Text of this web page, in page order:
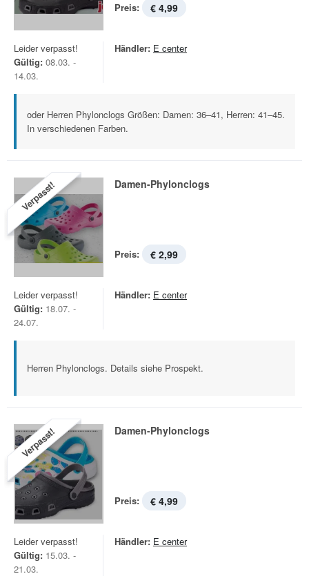
Preis: € 4,99
Leider verpasst!
Gültig: 08.03. -
14.03.
Händler: E center
oder Herren Phylonclogs Größen: Damen: 36–41, Herren: 41–45.
In verschiedenen Farben.
Verpasst! Damen-Phylonclogs
Preis: € 2,99
Leider verpasst!
Gültig: 18.07. -
24.07.
Händler: E center
Herren Phylonclogs. Details siehe Prospekt.
Verpasst! Damen-Phylonclogs
Preis: € 4,99
Leider verpasst!
Gültig: 15.03. -
21.03.
Händler: E center